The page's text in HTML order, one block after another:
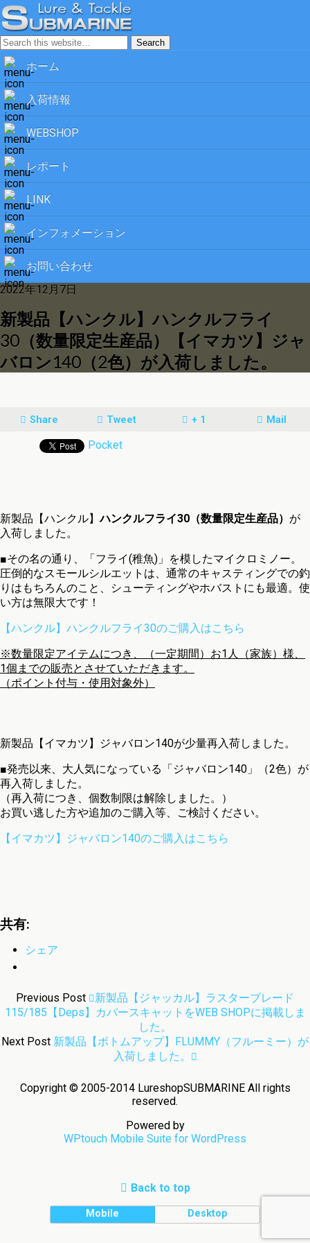
ホーム
入荷情報
WEBSHOP
レポート
LINK
インフォメーション
お問い合わせ
2022年12月7日
新製品【ハンクル】ハンクルフライ
30（数量限定生産品）【イマカツ】ジャ
バロン140（2色）が入荷しました。
Share Tweet + 1 Mail
Pocket
新製品【ハンクル】ハンクルフライ30（数量限定生産品） が
入荷しました。
■その名の通り、「フライ(稚魚)」を模したマイクロミノー。
圧倒的なスモールシルエットは、通常のキャスティングでの釣
りはもちろんのこと、シューティングやホバストにも最適。使
い方は無限大です！
【ハンクル】ハンクルフライ30のご購入はこちら
※数量限定アイテムにつき、（一定期間）お1人（家族）様、
1個までの販売とさせていただきます。
（ポイント付与・使用対象外）
新製品【イマカツ】ジャバロン140が少量再入荷しました。
■発売以来、大人気になっている「ジャバロン140」（2色）が
再入荷しました。
（再入荷につき、個数制限は解除しました。）
お買い逃した方や追加のご購入等、ご検討ください。
【イマカツ】ジャバロン140のご購入はこちら
共有:
シェア
Previous Post
新製品【ジャッカル】ラスターブレード
115/185【deps】カバースキャットをWEB SHOPに掲載しま
した。
Next Post 新製品【ボトムアップ】FLUMMY（フルーミー）が
入荷しました。
Copyright © 2005-2014 LureshopSUBMARINE All rights
reserved.
Powered by
WPtouch Mobile Suite for WordPress
Back to top
Mobile Desktop